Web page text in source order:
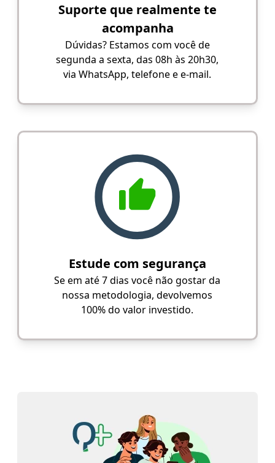
Suporte que realmente te
acompanha
Dúvidas? Estamos com você de
segunda a sexta, das 08h às 20h30,
via WhatsApp, telefone e e-mail.
Estude com segurança
Se em até 7 dias você não gostar da
nossa metodologia, devolvemos
100% do valor investido.